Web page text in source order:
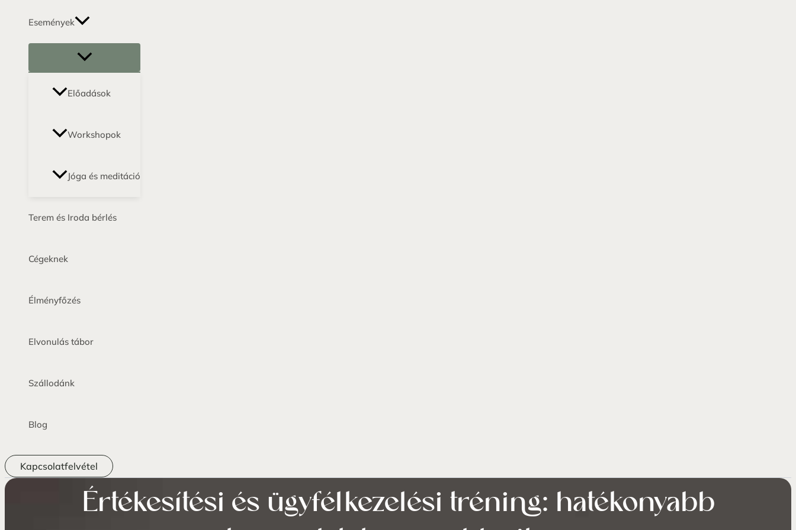
Események
Előadások
Workshopok
Jóga és meditáció
Terem és Iroda bérlés
Cégeknek
Élményfőzés
Elvonulás tábor
Szállodánk
Blog
Kapcsolatfelvétel
Értékesítési és ügyfélkezelési tréning: hatékonyabb